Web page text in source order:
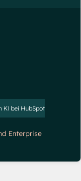
KI bei HubSpot
Enterprise